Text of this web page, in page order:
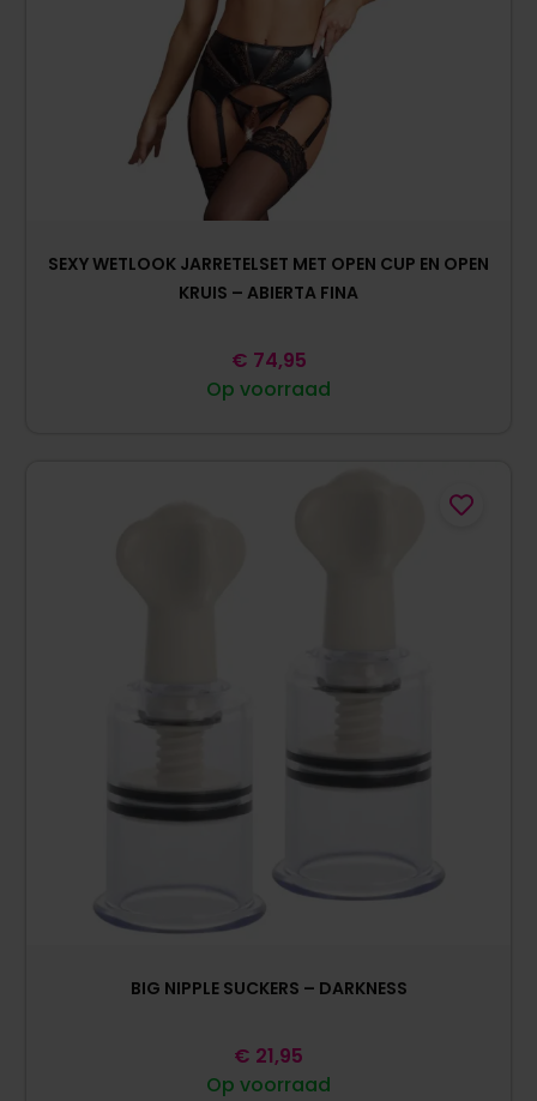
SEXY WETLOOK JARRETELSET MET OPEN CUP EN OPEN
KRUIS – ABIERTA FINA
Op voorraad
€ 74,95
BIG NIPPLE SUCKERS – DARKNESS
Op voorraad
€ 21,95